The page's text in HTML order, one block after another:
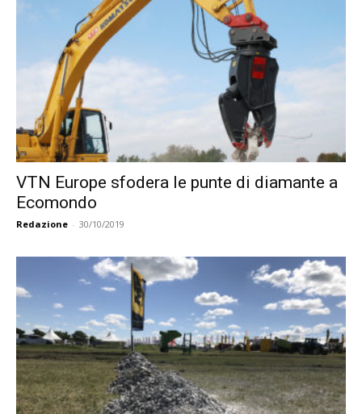
VTN Europe sfodera le punte di diamante a
Ecomondo
Redazione - 30/10/2019